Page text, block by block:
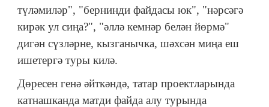
түләмиләр", "бернинди файдасы юк", "нәрсәгә
кирәк ул сиңа?", "әллә кемнәр белән йөрмә"
дигән сүзләрне, кызганычка, шәхсән миңа еш
ишетергә туры килә.
Дөресен генә әйткәндә, татар проектларында
катнашканда матди файда алу турында